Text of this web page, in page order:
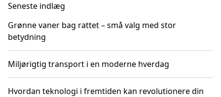
Seneste indlæg
Grønne vaner bag rattet – små valg med stor
betydning
Miljørigtig transport i en moderne hverdag
Hvordan teknologi i fremtiden kan revolutionere din